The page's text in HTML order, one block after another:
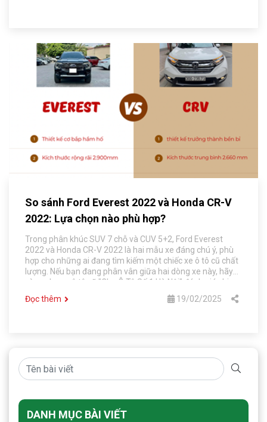
So sánh Ford Everest 2022 và Honda CR-V
2022: Lựa chọn nào phù hợp?
Trong phân khúc SUV 7 chỗ và CUV 5+2, Ford Everest
2022 và Honda CR-V 2022 là hai mẫu xe đáng chú ý, phù
hợp cho những ai đang tìm kiếm một chiếc xe ô tô cũ chất
lượng. Nếu bạn đang phân vân giữa hai dòng xe này, hãy
cùng chợ xe ô tô cũ "Chợ Ô Tô Số 1 Hà Nội" đánh giá chi
tiết về thiết kế, nội ngoại thất, kích thước, khả năng vận
hành và thông số kỹ thuật.
Đọc thêm 19/02/2025
DANH MỤC BÀI VIẾT